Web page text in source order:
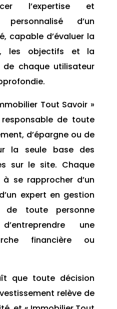
l’expertise et
personnalisé d’un
capable d’évaluer la
les objectifs et la
chaque utilisateur
Tout Savoir »
de toute
d’épargne ou de
la seule base des
sur le site. Chaque
se rapprocher d’un
expert en gestion
toute personne
une
financière ou
que toute décision
relève de